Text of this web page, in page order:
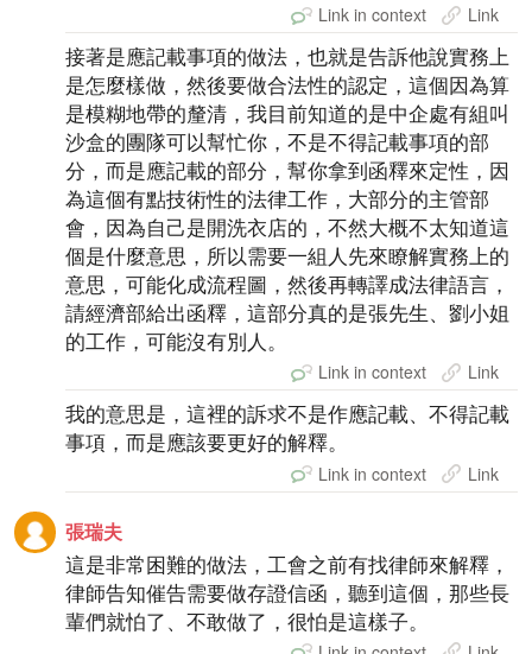
Link in context Link
接著是應記載事項的做法，也就是告訴他說實務上
是怎麼樣做，然後要做合法性的認定，這個因為算
是模糊地帶的釐清，我目前知道的是中企處有組叫
沙盒的團隊可以幫忙你，不是不得記載事項的部
分，而是應記載的部分，幫你拿到函釋來定性，因
為這個有點技術性的法律工作，大部分的主管部
會，因為自己是開洗衣店的，不然大概不太知道這
個是什麼意思，所以需要一組人先來瞭解實務上的
意思，可能化成流程圖，然後再轉譯成法律語言，
請經濟部給出函釋，這部分真的是張先生、劉小姐
的工作，可能沒有別人。
Link in context Link
我的意思是，這裡的訴求不是作應記載、不得記載
事項，而是應該要更好的解釋。
Link in context Link
張瑞夫
這是非常困難的做法，工會之前有找律師來解釋，
律師告知催告需要做存證信函，聽到這個，那些長
輩們就怕了、不敢做了，很怕是這樣子。